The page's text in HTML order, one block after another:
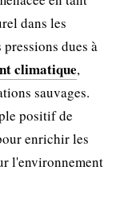
dans les
dues à
climatique,
sauvages.
positif de
enrichir les
l'environnement